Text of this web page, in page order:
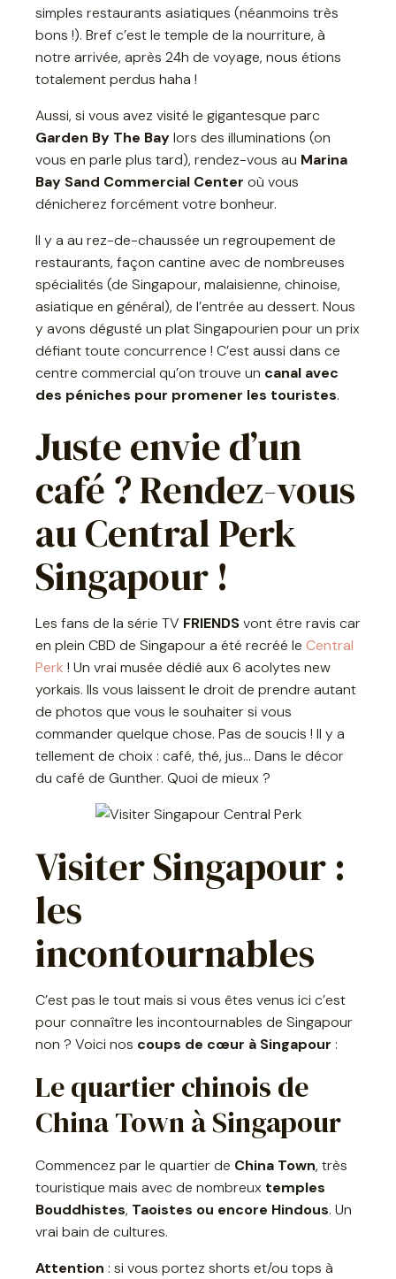
simples restaurants asiatiques (néanmoins très
bons !). Bref c’est le temple de la nourriture, à
notre arrivée, après 24h de voyage, nous étions
totalement perdus haha !
Aussi, si vous avez visité le gigantesque parc
Garden By The Baylors des illuminations (on
vous en parle plus tard), rendez-vous au Marina
Bay Sand Commercial Center où vous
dénicherez forcément votre bonheur.
Il y a au rez-de-chaussée un regroupement de
restaurants, façon cantine avec de nombreuses
spécialités (de Singapour, malaisienne, chinoise,
asiatique en général), de l’entrée au dessert. Nous
y avons dégusté un plat Singapourien pour un prix
défiant toute concurrence ! C’est aussi dans ce
centre commercial qu’on trouve un canal avec
des péniches pour promener les touristes.
Juste envie d’un
café ?Rendez-vous
au Central Perk
Singapour !
Les fans de la série TV FRIENDSvont être ravis car
en plein CBD de Singapour a été recréé le Central
Perk ! Un vrai musée dédié aux 6 acolytes new
yorkais. Ils vous laissent le droit de prendre autant
de photos que vous le souhaiter si vous
commander quelque chose. Pas de soucis ! Il y a
tellement de choix : café, thé, jus… Dans le décor
du café de Gunther. Quoi de mieux ?
Visiter Singapour :
les
incontournables
C’est pas le tout mais si vous êtes venus ici c’est
pour connaître les incontournables de Singapour
non ? Voici nos coups de cœur à Singapour :
Le quartier chinois de
China Town à Singapour
Commencez par le quartier de China Town, très
touristique mais avec de nombreux temples
Bouddhistes, Taoistes ou encore Hindous. Un
vrai bain de cultures.
Attention : si vous portez shorts et/ou tops à